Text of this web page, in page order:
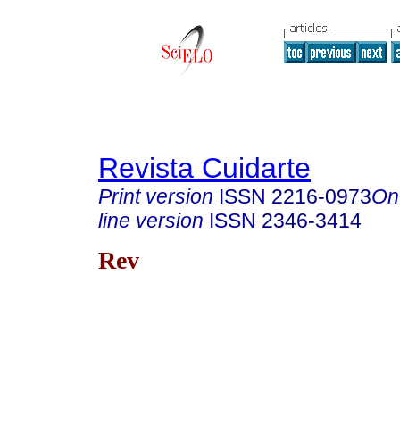
Revista Cuidarte
Print version ISSN 2216-0973
line version ISSN 2346-3414
Rev